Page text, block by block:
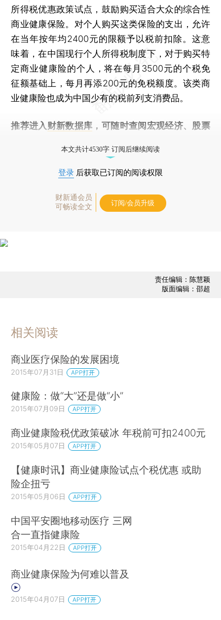
所得税优惠政策试点，鼓励购买适合大众的综合性
商业健康保险。对个人购买这类保险的支出，允许
在当年按年均2400元的限额予以税前扣除。这意
味着，在中国现行个人所得税制度下，对于购买特
定商业健康险的个人，将在每月3500元的个税免
征额基础上，每月再添200元的免税额度。该类商
业健康险也成为中国少有的税前列支消费品。
推荐进入 财新数据库 ，可随时查阅宏观经济、股票
本文共计4530字 订阅后继续阅读
登录 后获取已订阅的阅读权限
财新通会员
可畅读全文
订阅/会员升级
责任编辑：陈慧颖
版面编辑：邵超
相关阅读
商业医疗保险的发展困境
2015年07月31日 APP打开
健康险：做“大”还是做“小”
2015年07月09日 APP打开
商业健康险税优政策破冰 年税前可扣2400元
2015年05月07日 APP打开
【健康时讯】商业健康险试点个税优惠 或助
险企扭亏
2015年05月06日 APP打开
中国平安圈地移动医疗 三网
合一直指健康险
2015年04月22日 APP打开
商业健康保险为何难以普及
2015年04月07日 APP打开